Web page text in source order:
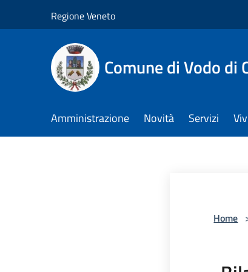
Regione Veneto
Comune di Vodo di
Amministrazione Novità Servizi
Home